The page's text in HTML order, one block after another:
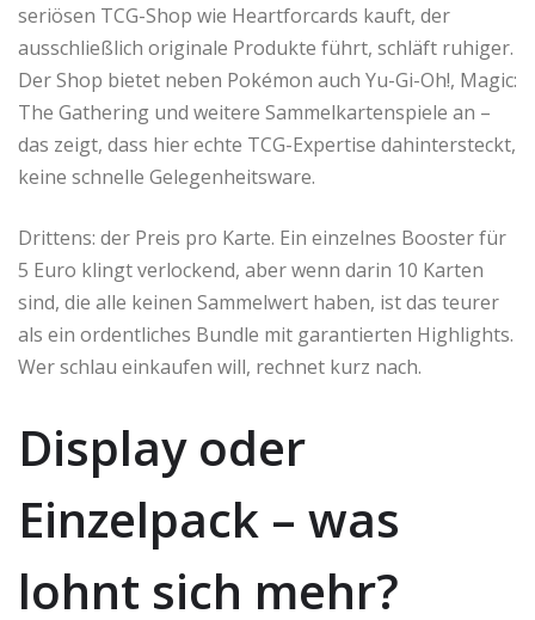
seriösen TCG-Shop wie Heartforcards kauft, der
ausschließlich originale Produkte führt, schläft ruhiger.
Der Shop bietet neben Pokémon auch Yu-Gi-Oh!, Magic:
The Gathering und weitere Sammelkartenspiele an –
das zeigt, dass hier echte TCG-Expertise dahintersteckt,
keine schnelle Gelegenheitsware.
Drittens: der Preis pro Karte. Ein einzelnes Booster für
5 Euro klingt verlockend, aber wenn darin 10 Karten
sind, die alle keinen Sammelwert haben, ist das teurer
als ein ordentliches Bundle mit garantierten Highlights.
Wer schlau einkaufen will, rechnet kurz nach.
Display oder
Einzelpack – was
lohnt sich mehr?